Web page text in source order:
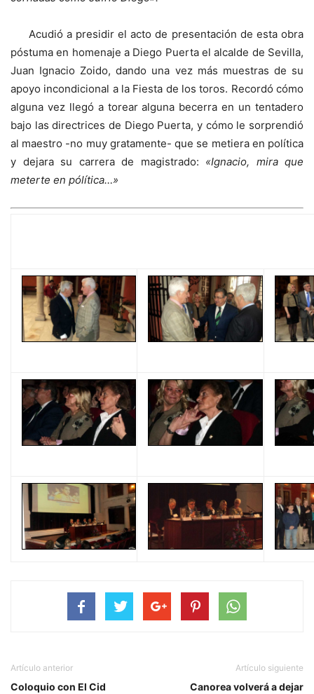
Acudió a presidir el acto de presentación de esta obra
póstuma en homenaje a Diego Puerta el alcalde de Sevilla,
Juan Ignacio Zoido, dando una vez más muestras de su
apoyo incondicional a la Fiesta de los toros. Recordó cómo
alguna vez llegó a torear alguna becerra en un tentadero
bajo las directrices de Diego Puerta, y cómo le sorprendió
al maestro -no muy gratamente- que se metiera en política
y dejara su carrera de magistrado: «Ignacio, mira que
meterte en pólítica…»
Artículo anterior
Coloquio con El Cid
Artículo siguiente
Canorea volverá a dejar